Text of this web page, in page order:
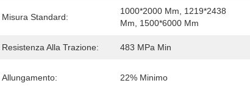
Misura Standard:
1000*2000 Mm, 1219*2438
Mm, 1500*6000 Mm
Resistenza Alla Trazione: 483 MPa Min
Allungamento: 22% Minimo